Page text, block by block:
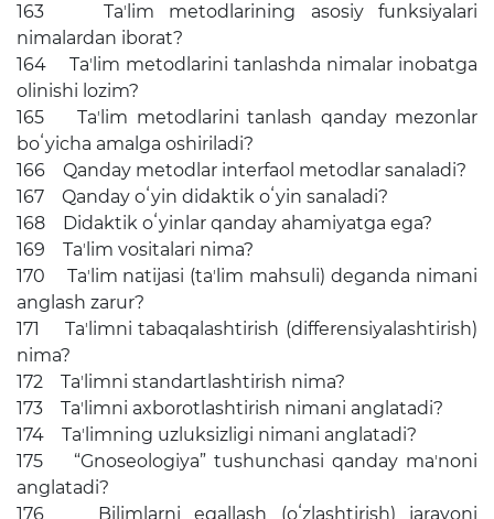
163 Taʼlim metodlarining asosiy funksiyalari
nimalardan iborat?
164 Taʼlim metodlarini tanlashda nimalar inobatga
olinishi lozim?
165 Taʼlim metodlarini tanlash qanday mezonlar
boʻyicha amalga oshiriladi?
166 Qanday metodlar interfaol metodlar sanaladi?
167 Qanday oʻyin didaktik oʻyin sanaladi?
168 Didaktik oʻyinlar qanday ahamiyatga ega?
169 Taʼlim vositalari nima?
170 Taʼlim natijasi (taʼlim mahsuli) deganda nimani
anglash zarur?
171 Taʼlimni tabaqalashtirish (differensiyalashtirish)
nima?
172 Taʼlimni standartlashtirish nima?
173 Taʼlimni axborotlashtirish nimani anglatadi?
174 Taʼlimning uzluksizligi nimani anglatadi?
175 “Gnoseologiya” tushunchasi qanday maʼnoni
anglatadi?
176 Bilimlarni egallash (oʻzlashtirish) jarayoni